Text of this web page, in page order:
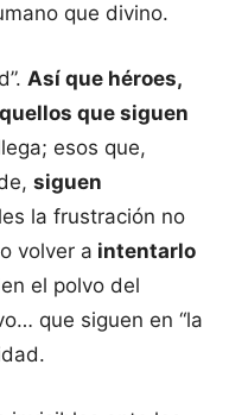
que divino.
Así que héroes,
que siguen
esos que,
siguen
la frustración no
volver a intentarlo
el polvo del
que siguen en “la